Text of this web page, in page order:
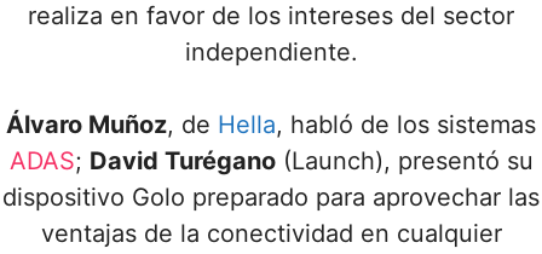
realiza en favor de los intereses del sector
independiente.
Álvaro Muñoz, de Hella, habló de los sistemas
ADAS; David Turégano(Launch), presentó su
dispositivo Golo preparado para aprovechar las
ventajas de la conectividad en cualquier